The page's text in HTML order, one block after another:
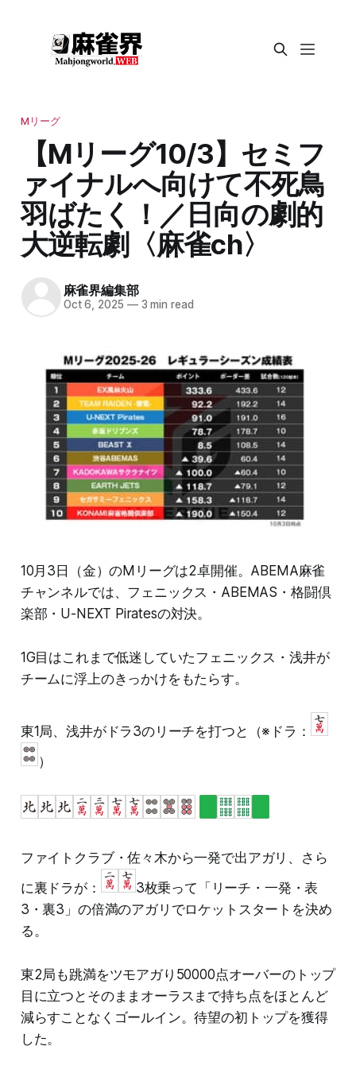
Mリーグ
【Mリーグ10/3】セミフ
ァイナルへ向けて不死鳥
羽ばたく！／日向の劇的
大逆転劇〈麻雀ch〉
麻雀界編集部
Oct 6, 2025 —3 min read
10月3日（金）のMリーグは2卓開催。ABEMA麻雀
チャンネルでは、フェニックス・ABEMAS・格闘倶
楽部・U-NEXT Piratesの対決。
1G目はこれまで低迷していたフェニックス・浅井が
チームに浮上のきっかけをもたらす。
東1局、浅井がドラ3のリーチを打つと（※ドラ：
）
ファイトクラブ・佐々木から一発で出アガリ、さら
に裏ドラが：
3枚乗って「リーチ・一発・表
3・裏3」の倍満のアガリでロケットスタートを決め
る。
東2局も跳満をツモアガり50000点オーバーのトップ
目に立つとそのままオーラスまで持ち点をほとんど
減らすことなくゴールイン。待望の初トップを獲得
した。